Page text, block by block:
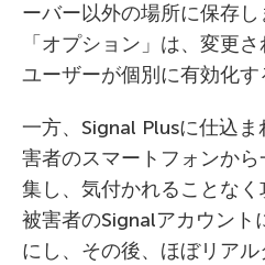
ーバー以外の場所に保存
「オプション」は、変更
ユーザーが個別に有効化す
一方、Signal Plusに仕込
害者のスマートフォンか
集し、気付かれることな
被害者のSignalアカウント
にし、その後、ほぼリア